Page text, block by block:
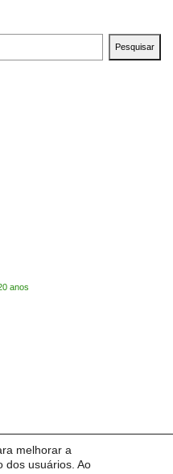
melhorar a
dos usuários. Ao
Pesquisar
anos